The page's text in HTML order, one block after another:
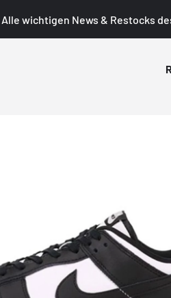
Alle wichtigen News & Restocks